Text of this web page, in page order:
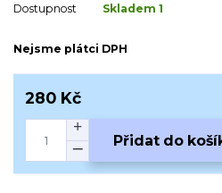
Dostupnost Skladem 1
Nejsme plátci DPH
280 Kč
Přidat do